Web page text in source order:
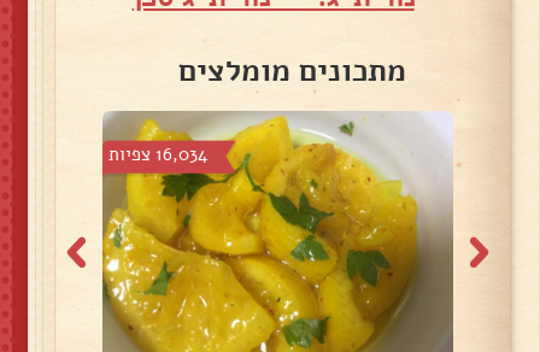
מתכונים מומלצים
16,034 צפיות